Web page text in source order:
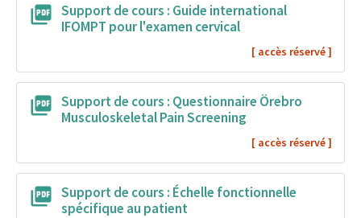
Support de cours : Guide international
IFOMPT pour l'examen cervical
Support de cours : Questionnaire Örebro
Musculoskeletal Pain Screening
Support de cours : Échelle fonctionnelle
spécifique au patient